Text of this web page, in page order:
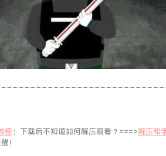
程；下载后不知道如何解压观看？===>解压和
！